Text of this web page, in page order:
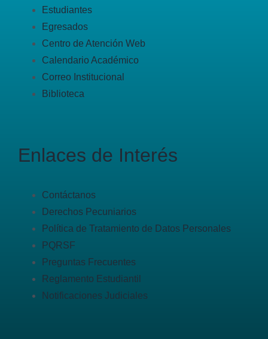
Estudiantes
Egresados
Centro de Atención Web
Calendario Académico
Correo Institucional
Biblioteca
Enlaces de Interés
Contáctanos
Derechos Pecuniarios
Política de Tratamiento de Datos Personales
PQRSF
Preguntas Frecuentes
Reglamento Estudiantil
Notificaciones Judiciales